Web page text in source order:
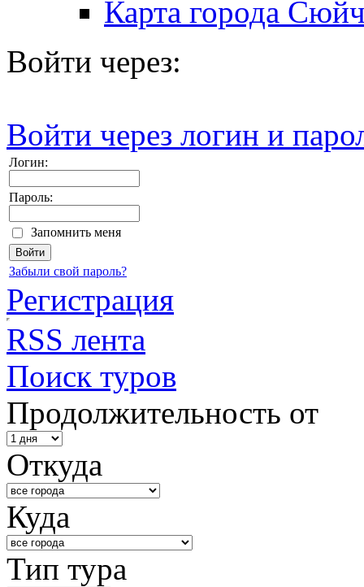
Карта города
Войти через:
Войти через логин и
Логин:
Пароль:
Запомнить меня
Забыли свой пароль?
Регистрация
RSS лента
Поиск туров
Продолжительность от
Откуда
Куда
Тип тура